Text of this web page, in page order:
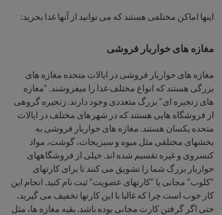
اینها اماکن مختلفی هستند که می توانید از آنها غذا بخرید:
مغازه های خواربار فروشی
مغازه های خواربار فروشی در ایالات متحده مغازه های
بزرگی هستند که انواع مختلف غذا را میفروشند. “مغازه
های زنجیره ای” بزرگ متعددی وجود دارند. زنجیره گروهی
از فروشگاه هایی هستند که در شهرهای مختلف در ایالات
متحده یکسان هستند. مغازه های خواربار فروشی به
بخشهای مختلفی مثل میوه و سبزیجات، گوشت، مواد
کنسروی و غیره تقسیم شده اند. خیلی از فروشگاههای
خواربار بزرگ شما را تشویق می کنند تا برای کارتهای
“کلوب” مجانی یا “کارتهای عضویت” ثبت نام کنید. انجام این
کار خوب است چرا که غالبا با این کارتها تخفیف می گیرید،
حتی اگر گرفتن کارت مجانی بوده باشد. بقیه مغازه ها، مثل